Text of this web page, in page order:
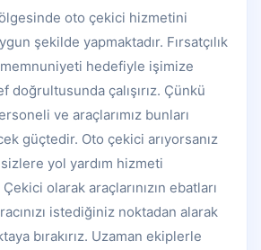
oto çekici hizmetini
şekilde yapmaktadır. Fırsatçılık
hedefiyle işimize
doğrultusunda çalışırız. Çünkü
ve araçlarımız bunları
güçtedir. Oto çekici arıyorsanız
yol yardım hizmeti
olarak araçlarınızın ebatları
istediğiniz noktadan alarak
bırakırız. Uzaman ekiplerle